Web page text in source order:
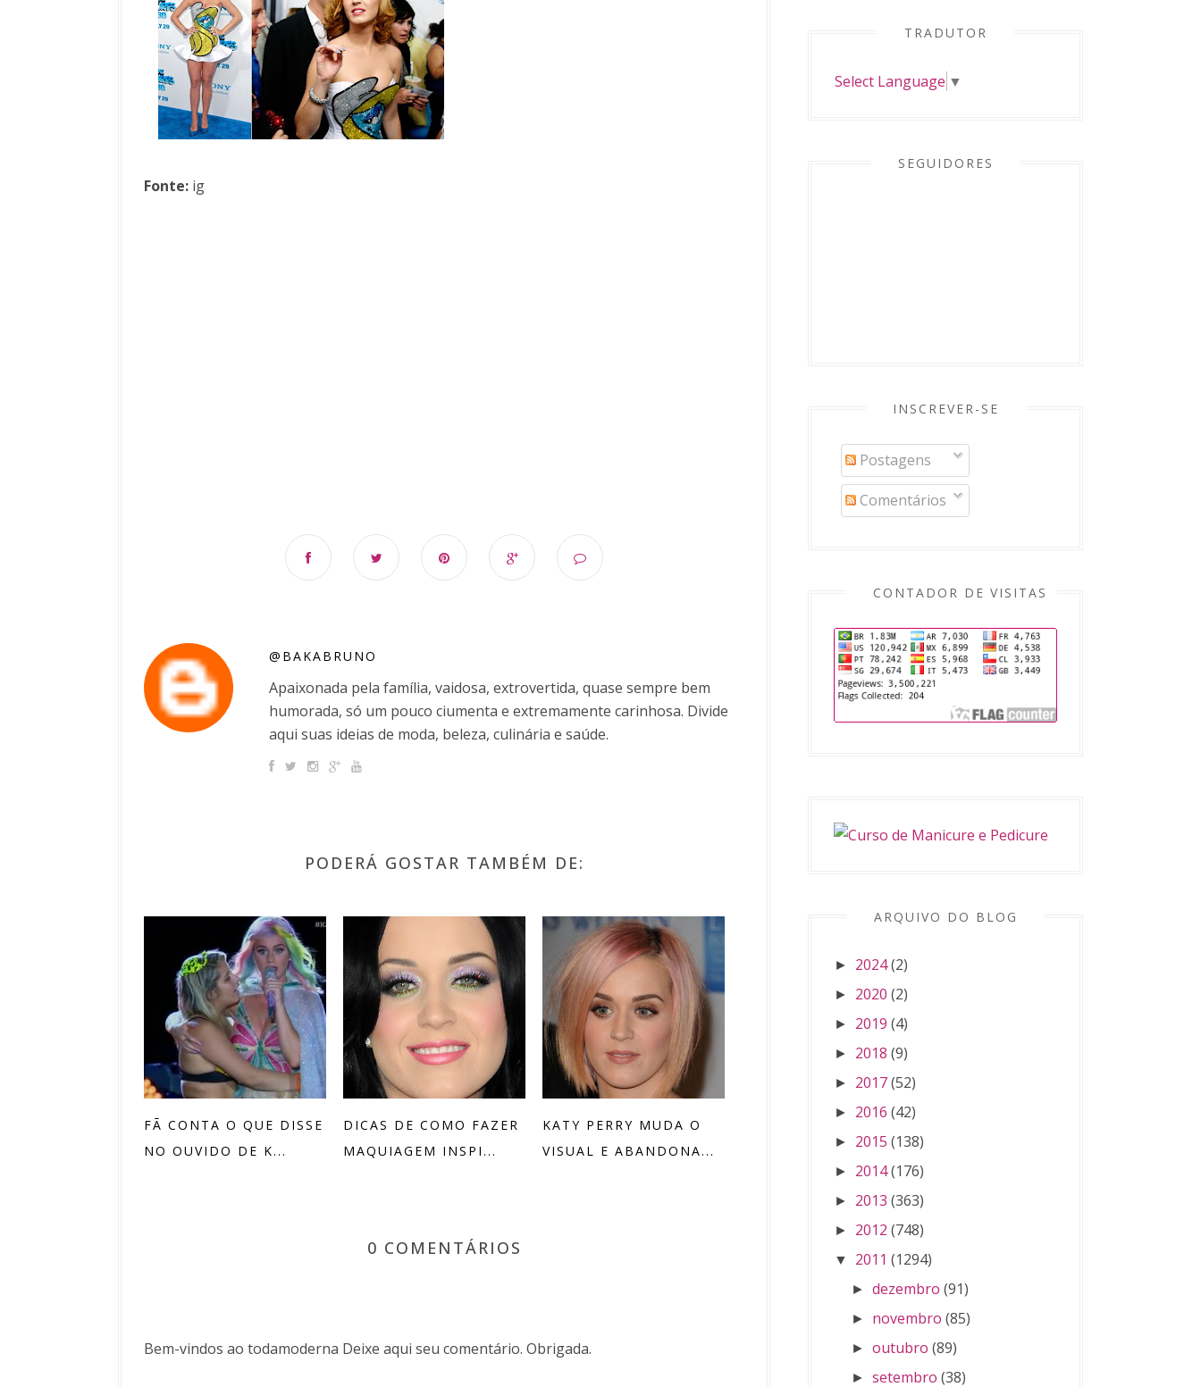
Fonte: ig
@BAKABRUNO
Apaixonada pela família, vaidosa, extrovertida, quase sempre bem
humorada, só um pouco ciumenta e extremamente carinhosa. Divide
aqui suas ideias de moda, beleza, culinária e saúde.
PODERÁ GOSTAR TAMBÉM DE:
FÃ CONTA O QUE DISSE
NO OUVIDO DE K...
DICAS DE COMO FAZER
MAQUIAGEM INSPI...
KATY PERRY MUDA O
VISUAL E ABANDONA...
0 COMENTÁRIOS
Bem-vindos ao todamoderna Deixe aqui seu comentário. Obrigada.
TRADUTOR
Select Language ▼
SEGUIDORES
INSCREVER-SE
Postagens
Comentários
CONTADOR DE VISITAS
ARQUIVO DO BLOG
► 2024(2)
► 2020 (2)
► 2019 (4)
► 2018 (9)
► 2017(52)
► 2016 (42)
► 2015 (138)
► 2014(176)
► 2013 (363)
► 2012 (748)
▼ 2011 (1294)
►dezembro (91)
► novembro (85)
►outubro (89)
►setembro (38)